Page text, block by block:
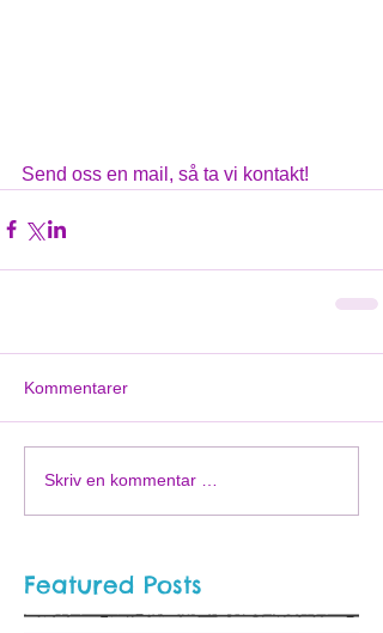
Send oss en mail, så ta vi kontakt!
Kommentarer
Skriv en kommentar …
Featured Posts